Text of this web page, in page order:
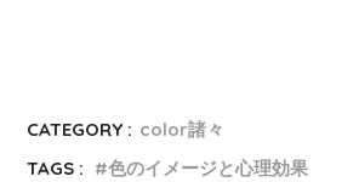
CATEGORY : color諸々
TAGS :
色のイメージと心理効果